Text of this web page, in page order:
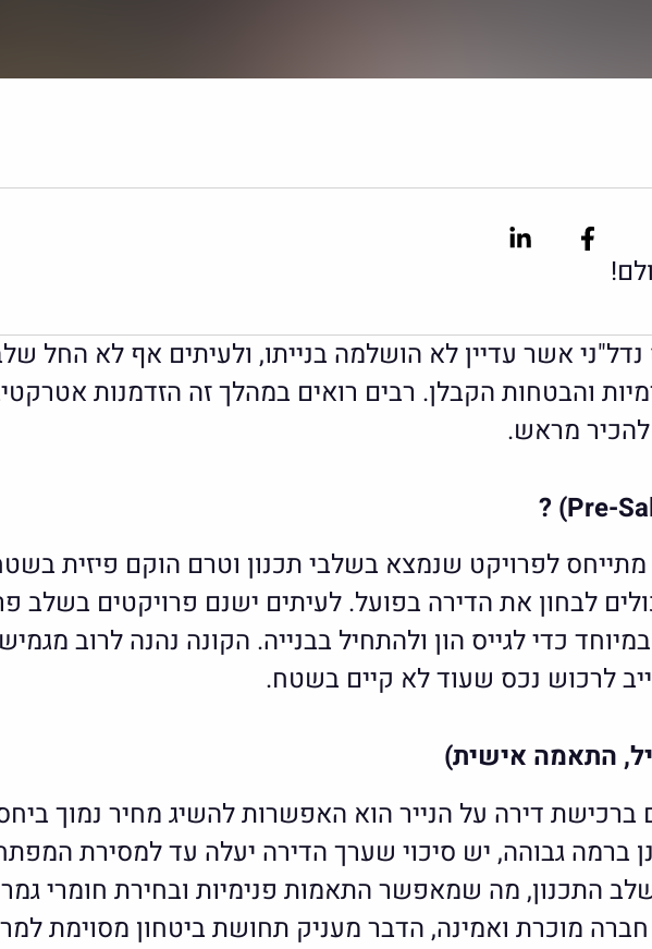
Facebook-
f
Linkedin-
in
נדל"ני אשר עדיין לא הושלמה בנייתו, ולעיתים אף לא
והבטחות הקבלן. רבים רואים במהלך זה הזדמנות
להכיר מראש.
?
מתייחס לפרויקט שנמצא בשלבי תכנון וטרם הוקם פיזית
כדי לגייס הון ולהתחיל בבנייה. הקונה נהנה לרוב
לרכוש נכס שעוד לא קיים בשטח.
התאמה אישית)
ברכישת דירה על הנייר הוא האפשרות להשיג מחיר נמוך
ברמה גבוהה, יש סיכוי שערך הדירה יעלה עד למסירת
התכנון, מה שמאפשר התאמות פנימיות ובחירת חומרי
מוכרת ואמינה, הדבר מעניק תחושת ביטחון מסוימת